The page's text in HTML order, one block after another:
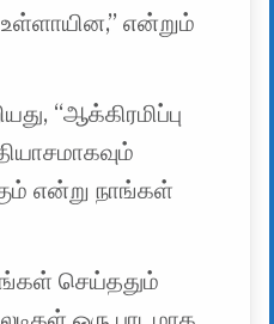
என்றும்
“ஆக்கிரமிப்பு
என்று நாங்கள்
செய்ததும்